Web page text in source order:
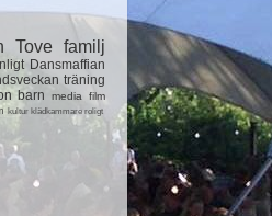
Tove familj
Dansmaffian
träning
barn media film
kultur klädkammare roligt